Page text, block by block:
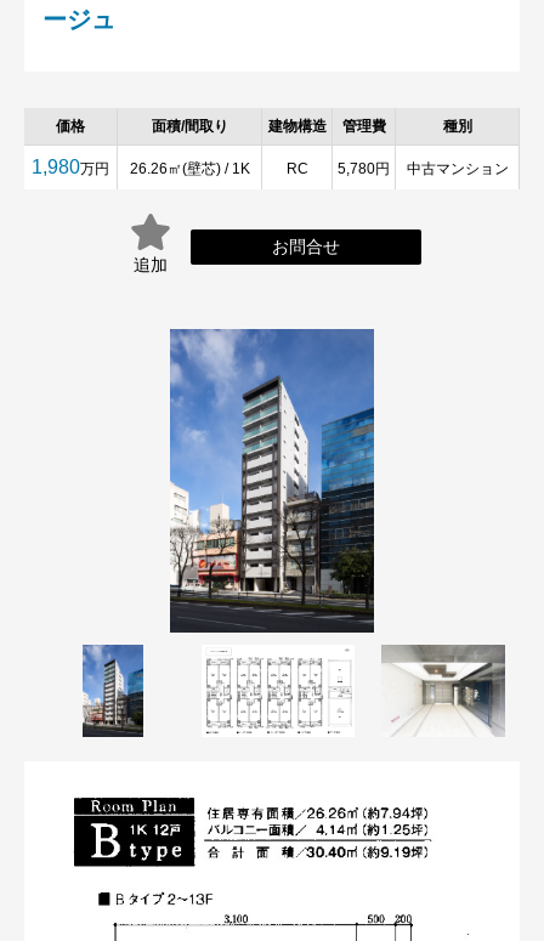
ージュ
価格 面積/間取り 建物構造 管理費 種別
1,980万円 26.26㎡(壁芯) / 1K RC 5,780円 中古マンション
追加
お問合せ